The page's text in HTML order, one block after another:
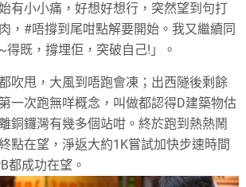
有小小痛，好想好想行，突然望到句打
，#唔撐到尾咁點解要開始。我又繼續同
得既，撐埋佢，突破自己!」。
吹甩，大風到唔跑會凍；出西隧後剩餘
一次跑無咩概念，叫做都認得D建築物估
銅鑼灣有幾多個站咁。終於跑到熱熱鬧
點在望，淨返大約1K嘗試加快步速時間
都成功在望。